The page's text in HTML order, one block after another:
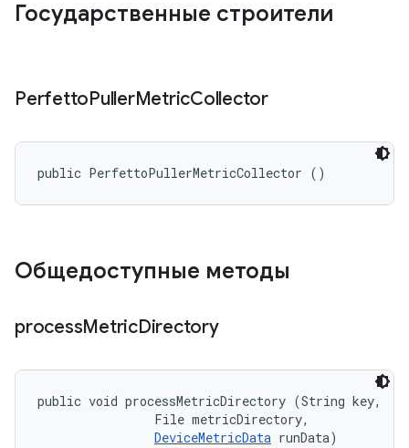
Государственные строители
PerfettoPullerMetricCollector
public PerfettoPullerMetricCollector ()
Общедоступные методы
processMetricDirectory
public void processMetricDirectory (String key,
                File metricDirectory,
DeviceMetricData runData)